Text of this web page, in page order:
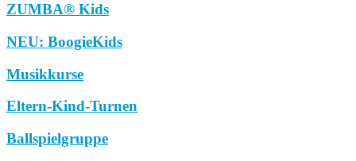
ZUMBA® Kids
NEU: BoogieKids
Musikkurse
Eltern-Kind-Turnen
Ballspielgruppe